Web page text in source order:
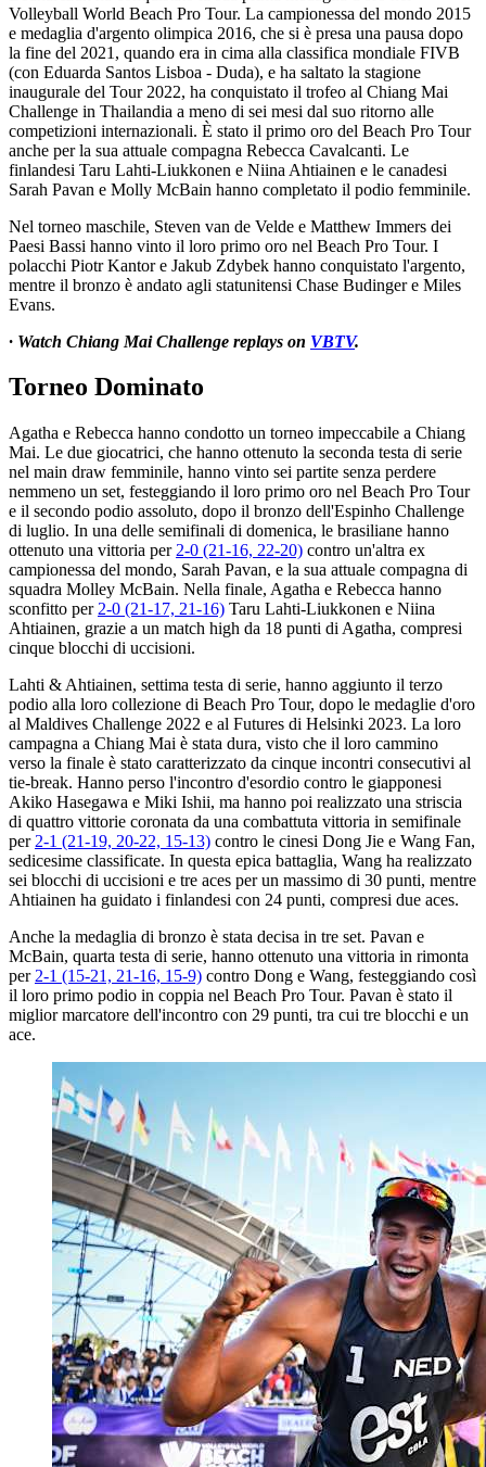
Volleyball World Beach Pro Tour. La campionessa del mondo 2015
e medaglia d'argento olimpica 2016, che si è presa una pausa dopo
la fine del 2021, quando era in cima alla classifica mondiale FIVB
(con Eduarda Santos Lisboa - Duda), e ha saltato la stagione
inaugurale del Tour 2022, ha conquistato il trofeo al Chiang Mai
Challenge in Thailandia a meno di sei mesi dal suo ritorno alle
competizioni internazionali. È stato il primo oro del Beach Pro Tour
anche per la sua attuale compagna Rebecca Cavalcanti. Le
finlandesi Taru Lahti-Liukkonen e Niina Ahtiainen e le canadesi
Sarah Pavan e Molly McBain hanno completato il podio femminile.
Nel torneo maschile, Steven van de Velde e Matthew Immers dei
Paesi Bassi hanno vinto il loro primo oro nel Beach Pro Tour. I
polacchi Piotr Kantor e Jakub Zdybek hanno conquistato l'argento,
mentre il bronzo è andato agli statunitensi Chase Budinger e Miles
Evans.
· Watch Chiang Mai Challenge replays on VBTV.
Torneo Dominato
Agatha e Rebecca hanno condotto un torneo impeccabile a Chiang
Mai. Le due giocatrici, che hanno ottenuto la seconda testa di serie
nel main draw femminile, hanno vinto sei partite senza perdere
nemmeno un set, festeggiando il loro primo oro nel Beach Pro Tour
e il secondo podio assoluto, dopo il bronzo dell'Espinho Challenge
di luglio. In una delle semifinali di domenica, le brasiliane hanno
ottenuto una vittoria per 2-0 (21-16, 22-20) contro un'altra ex
campionessa del mondo, Sarah Pavan, e la sua attuale compagna di
squadra Molley McBain. Nella finale, Agatha e Rebecca hanno
sconfitto per 2-0 (21-17, 21-16) Taru Lahti-Liukkonen e Niina
Ahtiainen, grazie a un match high da 18 punti di Agatha, compresi
cinque blocchi di uccisioni.
Lahti & Ahtiainen, settima testa di serie, hanno aggiunto il terzo
podio alla loro collezione di Beach Pro Tour, dopo le medaglie d'oro
al Maldives Challenge 2022 e al Futures di Helsinki 2023. La loro
campagna a Chiang Mai è stata dura, visto che il loro cammino
verso la finale è stato caratterizzato da cinque incontri consecutivi al
tie-break. Hanno perso l'incontro d'esordio contro le giapponesi
Akiko Hasegawa e Miki Ishii, ma hanno poi realizzato una striscia
di quattro vittorie coronata da una combattuta vittoria in semifinale
per 2-1 (21-19, 20-22, 15-13) contro le cinesi Dong Jie e Wang Fan,
sedicesime classificate. In questa epica battaglia, Wang ha realizzato
sei blocchi di uccisioni e tre aces per un massimo di 30 punti, mentre
Ahtiainen ha guidato i finlandesi con 24 punti, compresi due aces.
Anche la medaglia di bronzo è stata decisa in tre set. Pavan e
McBain, quarta testa di serie, hanno ottenuto una vittoria in rimonta
per 2-1 (15-21, 21-16, 15-9) contro Dong e Wang, festeggiando così
il loro primo podio in coppia nel Beach Pro Tour. Pavan è stato il
miglior marcatore dell'incontro con 29 punti, tra cui tre blocchi e un
ace.